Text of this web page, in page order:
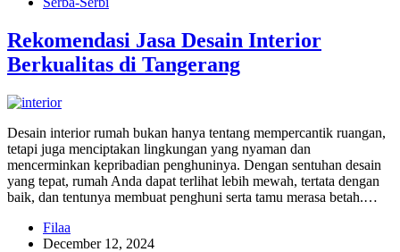
Rekomendasi Jasa Desain Interior
Berkualitas di Tangerang
Desain interior rumah bukan hanya tentang mempercantik ruangan,
tetapi juga menciptakan lingkungan yang nyaman dan
mencerminkan kepribadian penghuninya. Dengan sentuhan desain
yang tepat, rumah Anda dapat terlihat lebih mewah, tertata dengan
baik, dan tentunya membuat penghuni serta tamu merasa betah.…
Filaa
December 12, 2024